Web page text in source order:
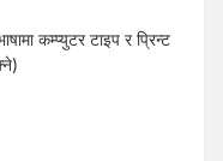
कम्प्युटर टाइप र प्रिन्ट